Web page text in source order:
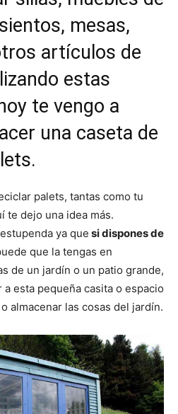
mesas,
artículos de
estas
te vengo a
una caseta de
palets, tantas como tu
te dejo una idea más.
ya que si dispones de
que la tengas en
de un jardín o un patio grande,
esta pequeña casita o espacio
almacenar las cosas del jardín.